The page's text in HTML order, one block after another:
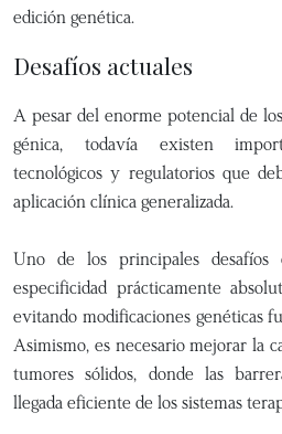
edición genética.
Desafíos actuales
A pesar del enorme potencial de
génica, todavía existen
tecnológicos y regulatorios que
aplicación clínica generalizada.
Uno de los principales desafíos
especificidad prácticamente
evitando modificaciones genéticas
Asimismo, es necesario mejorar la
tumores sólidos, donde las
llegada eficiente de los sistemas